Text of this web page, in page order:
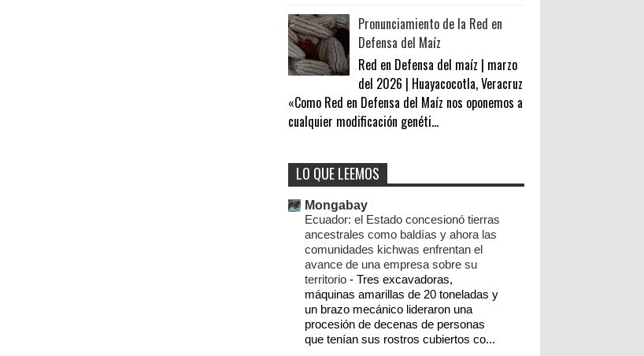
Pronunciamiento de la Red en
Defensa del Maíz
Red en Defensa del maíz | marzo
del 2026 | Huayacocotla, Veracruz
«Como Red en Defensa del Maíz nos oponemos a
cualquier modificación genéti...
►2026(2)
►2025(4)
►2024(8)
►2023(59)
►2022(10)
▼2021(49)
►12/19/21 - 12/26/21(1)
istmo oaxaca ixtepec noticias
policiaca
cultura
juchitán salinacruz
opinión
sucesos
tehuantepec
educación
cobertura especial eólicos oaxaca
congreso
ecologia
deportes
parque eólico
corredor transistmico
LO QUE LEEMOS
Mongabay
Ecuador: el Estado concesionó tierras
ancestrales como baldías y ahora las
comunidades kichwas enfrentan el
avance de una empresa sobre su
territorio - Tres excavadoras,
máquinas amarillas de 20 toneladas y
un brazo mecánico lideraron una
procesión de decenas de personas
que tenían sus rostros cubiertos co...